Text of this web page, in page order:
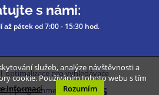
s námi:
až pátekod 7:00 - 15:30 hod.
optimalizace pro vyhledávače
| programmed by
služeb, analýze návštěvnosti a
cookie. Používáním tohoto webu s tím
informací Rozumím